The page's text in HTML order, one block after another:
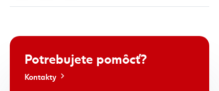
Potrebujete pomôcť?
Kontakty